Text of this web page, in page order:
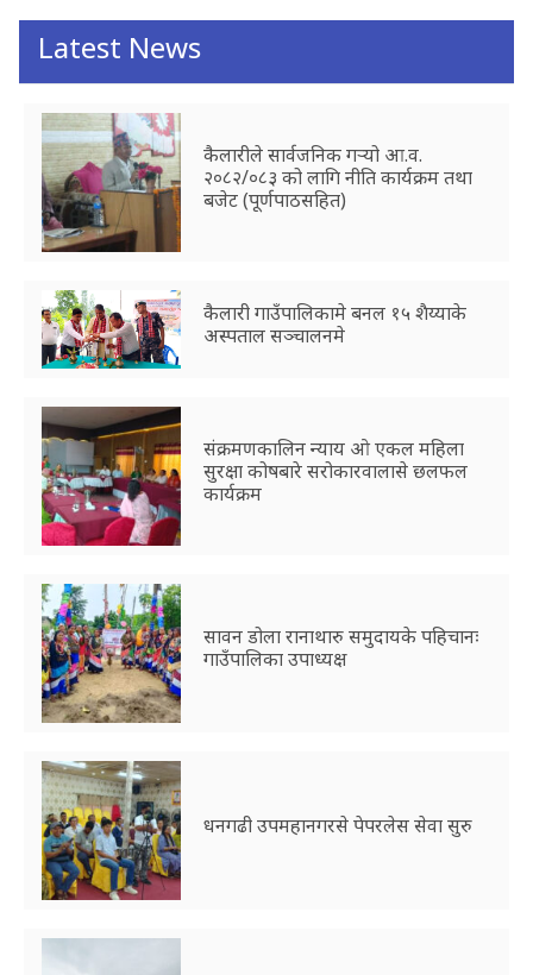
Latest News
कैलारीले सार्वजनिक गर्‍यो आ.व.
२०८२/०८३ को लागि नीति कार्यक्रम तथा
बजेट (पूर्णपाठसहित)
कैलारी गाउँपालिकामे बनल १५ शैय्याके
अस्पताल सञ्चालनमे
संक्रमणकालिन न्याय ओ एकल महिला
सुरक्षा कोषबारे सरोकारवालासे छलफल
कार्यक्रम
सावन डोला रानाथारु समुदायके पहिचानः
गाउँपालिका उपाध्यक्ष
धनगढी उपमहानगरसे पेपरलेस सेवा सुरु